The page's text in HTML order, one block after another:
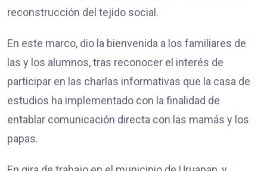
reconstrucción del tejido social.
En este marco, dio la bienvenida a los familiares de
las y los alumnos, tras reconocer el interés de
participar en las charlas informativas que la casa de
estudios ha implementado con la finalidad de
entablar comunicación directa con las mamás y los
papas.